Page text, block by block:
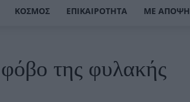
ΚΌΣΜΟΣ ΕΠΙΚΑΙΡΌΤΗΤΑ ΜΕ ΆΠΟΨΗ
της φυλακής